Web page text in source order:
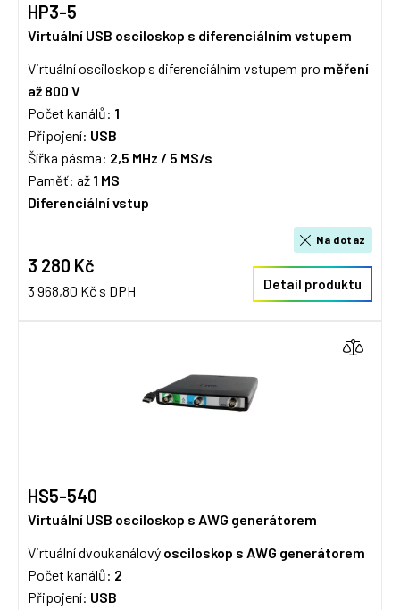
HP3-5
Virtuální USB osciloskop s diferenciálním vstupem
Virtuální osciloskop s diferenciálním vstupem pro měření
až 800 V
Počet kanálů: 1
Připojení: USB
Šířka pásma: 2,5 MHz / 5 MS/s
Paměť: až 1 MS
Diferenciální vstup
3 280 Kč
3 968,80 Kč s DPH
Na dotaz
Detail produktu
HS5-540
Virtuální USB osciloskop s AWG generátorem
Virtuální dvoukanálový osciloskop s AWG generátorem
Počet kanálů: 2
Připojení: USB